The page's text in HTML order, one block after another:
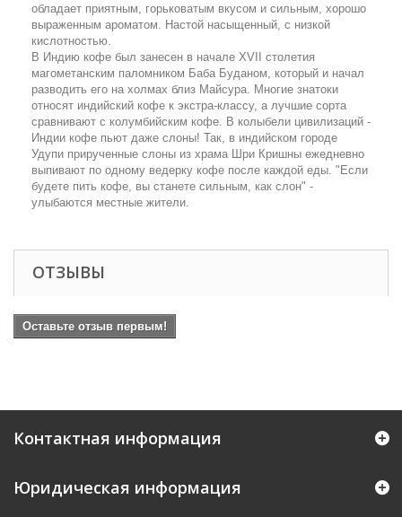
обладает приятным, горьковатым вкусом и сильным, хорошо
выраженным ароматом. Настой насыщенный, с низкой
кислотностью.
В Индию кофе был занесен в начале XVII столетия
магометанским паломником Баба Буданом, который и начал
разводить его на холмах близ Майсура. Многие знатоки
относят индийский кофе к экстра-классу, а лучшие сорта
сравнивают с колумбийским кофе. В колыбели цивилизаций -
Индии кофе пьют даже слоны! Так, в индийском городе
Удупи прирученные слоны из храма Шри Кришны ежедневно
выпивают по одному ведерку кофе после каждой еды. "Если
будете пить кофе, вы станете сильным, как слон" -
улыбаются местные жители.
ОТЗЫВЫ
Оставьте отзыв первым!
Контактная информация
Юридическая информация